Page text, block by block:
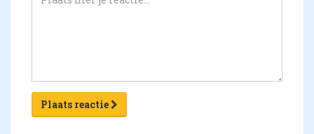
Plaats reactie